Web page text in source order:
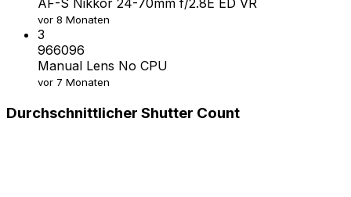
AF-S Nikkor 24-70mm f/2.8E ED VR
vor 8 Monaten
3
966096
Manual Lens No CPU
vor 7 Monaten
Durchschnittlicher Shutter Count